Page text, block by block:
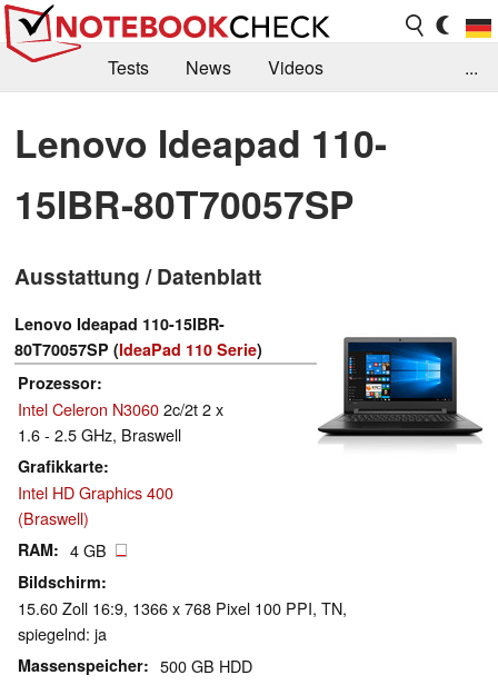
Tests News
Videos
Kaufberatung
Deals Suche
Jobs
Forum
...
Lenovo Ideapad 110-
15IBR-80T70057SP
Ausstattung / Datenblatt
Lenovo Ideapad 110-15IBR-
80T70057SP (IdeaPad 110 Serie)
Prozessor
Intel Celeron N30602c/2t 2 x
1.6 - 2.5 GHz, Braswell
Grafikkarte
Intel HD Graphics 400
(Braswell)
RAM 4 GB
Bildschirm
15.60 Zoll 16:9, 1366 x 768 Pixel 100 PPI, TN,
spiegelnd: ja
Massenspeicher 500 GB HDD